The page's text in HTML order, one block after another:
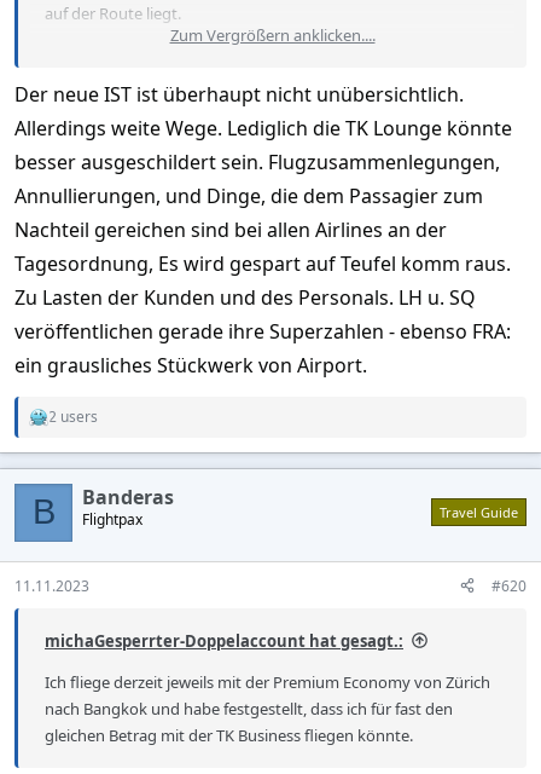
auf der Route liegt.
In diesem Thread wird oft beklagt, dass der der Flughafen
unübersichtlich sei. Hat das gebessert?
Auch las ich von unvorhergesehenen Zeitverschiebungen. Wie
sieht es diesbezüglich aus?
Gibt es etwas zu beachten in Zusammenhang mit den Flügen
aus der Schweiz?
Zum Vergrößern anklicken....
Der neue IST ist überhaupt nicht unübersichtlich.
Allerdings weite Wege. Lediglich die TK Lounge könnte
besser ausgeschildert sein. Flugzusammenlegungen,
Annullierungen, und Dinge, die dem Passagier zum
Nachteil gereichen sind bei allen Airlines an der
Tagesordnung, Es wird gespart auf Teufel komm raus.
Zu Lasten der Kunden und des Personals. LH u. SQ
veröffentlichen gerade ihre Superzahlen - ebenso FRA:
ein grausliches Stückwerk von Airport.
R
c
o
n
s
:
2 users
B Banderas
Flightpax Travel Guide
11.11.2023 #620
michaGesperrter-Doppelaccount hat gesagt.:
Ich fliege derzeit jeweils mit der Premium Economy von Zürich
nach Bangkok und habe festgestellt, dass ich für fast den
gleichen Betrag mit der TK Business fliegen könnte.